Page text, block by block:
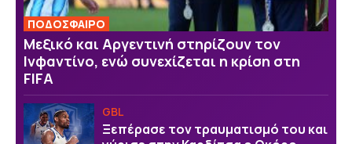
ΠΟΔΟΣΦΑΙΡΟ
Μεξικό και Αργεντινή στηρίζουν τον
Ινφαντίνο, ενώ συνεχίζεται η κρίση στη
FIFA
GBL
Ξεπέρασε τον τραυματισμό του και